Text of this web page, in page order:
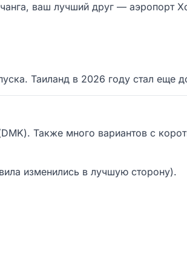
ваш лучший друг — аэропорт
Таиланд в 2026 году стал еще
Также много вариантов с
изменились в лучшую сторону).